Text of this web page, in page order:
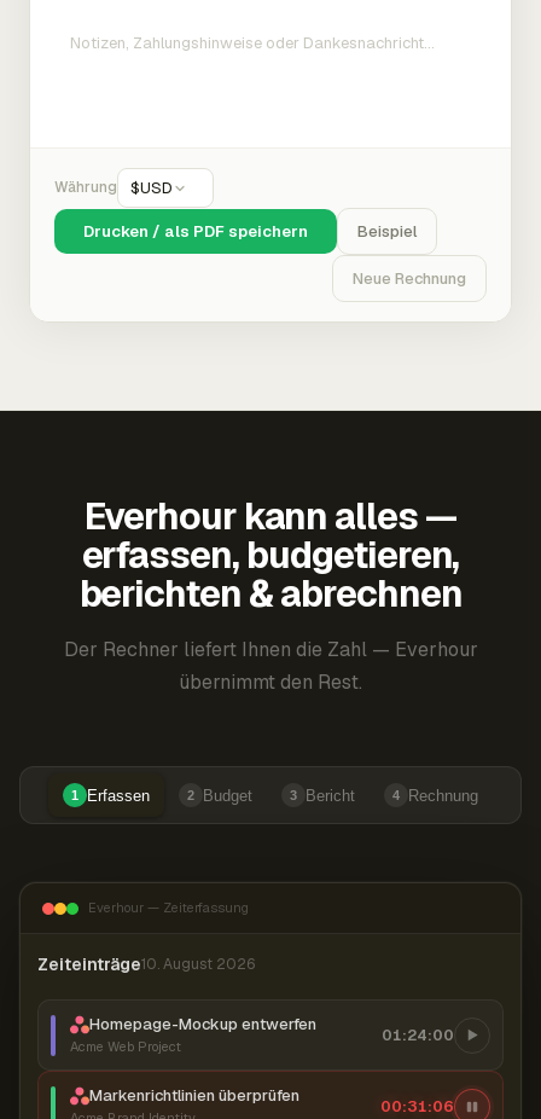
Währung $USD
Drucken / als PDF speichern Beispiel
Neue Rechnung
Everhour kann alles —
erfassen, budgetieren,
berichten & abrechnen
Der Rechner liefert Ihnen die Zahl — Everhour
übernimmt den Rest.
1 Erfassen 2 Budget 3 Bericht 4 Rechnung
Everhour — Zeiterfassung
Zeiteinträge10. August 2026
Homepage-Mockup entwerfen
Acme Web Project
01:24:00
Markenrichtlinien überprüfen 00:31:07